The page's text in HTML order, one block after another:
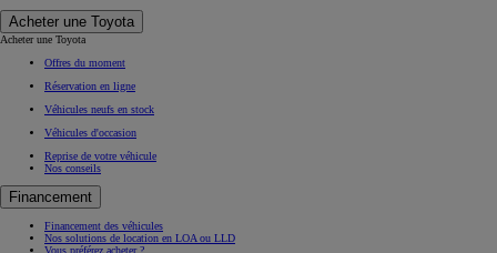
Acheter une Toyota
Acheter une Toyota
Offres du moment
Réservation en ligne
Véhicules neufs en stock
Véhicules d'occasion
Reprise de votre véhicule
Nos conseils
Financement
Financement des véhicules
Nos solutions de location en LOA ou LLD
Vous préférez acheter ?